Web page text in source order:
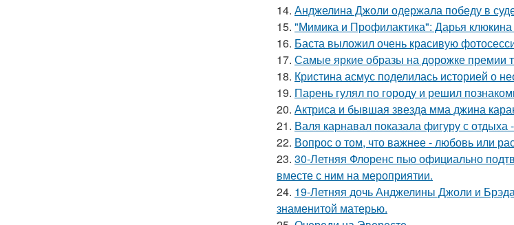
14. Анджелина Джоли одержала победу в
15. "Мимика и Профилактика": Дарья клюкина
16. Баста выложил очень красивую
17. Самые яркие образы на дорожке премии
18. Кристина асмус поделилась историей о
19. Парень гулял по городу и решил
20. Актриса и бывшая звезда мма джина
21. Валя карнавал показала фигуру с
22. Вопрос о том, что важнее - любовь или
23. 30-Летняя Флоренс пью официально
вместе с ним на мероприятии.
24. 19-Летняя дочь Анджелины Джоли и
знаменитой матерью.